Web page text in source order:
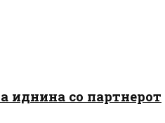
иднина со партнерот